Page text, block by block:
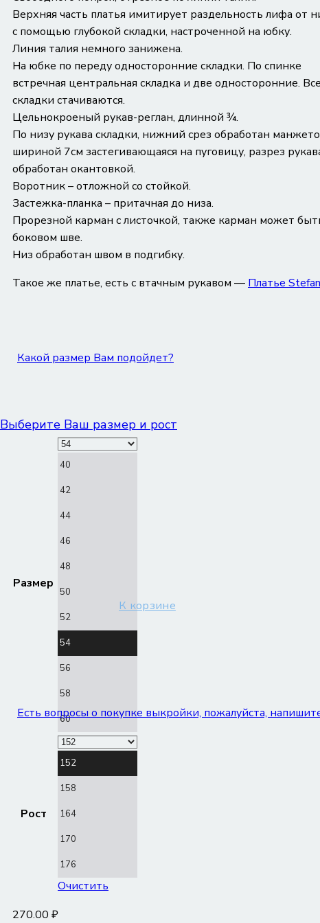
Верхняя часть платья имитирует раздельность лифа от
с помощью глубокой складки, настроченной на юбку.
Линия талия немного занижена.
На юбке по переду односторонние складки. По спинке
встречная центральная складка и две односторонние. Все
складки стачиваются.
Цельнокроеный рукав-реглан, длинной ¾.
По низу рукава складки, нижний срез обработан
шириной 7см застегивающаяся на пуговицу, разрез
обработан окантовкой.
Воротник – отложной со стойкой.
Застежка-планка – притачная до низа.
Прорезной карман с листочкой, также карман может
боковом шве.
Низ обработан швом в подгибку.
Такое же платье, есть с втачным рукавом — Платье
Какой размер Вам подойдет?
Выберите Ваш размер и рост
К корзине
Есть вопросы о покупке выкройки, пожалуйста,
Размер
40
42
44
46
48
50
52
54
56
58
60
Рост
152
158
164
170
176
Очистить
270.00 ₽